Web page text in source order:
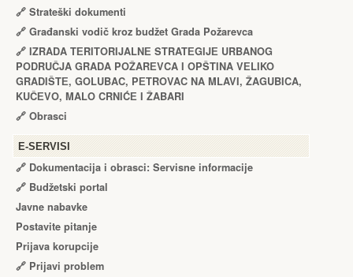
🔗 Strateški dokumenti
🔗 Građanski vodič kroz budžet Grada Požarevca
🔗 IZRADA TЕRITORIJALNЕ STRATЕGIJЕ URBANOG
PODRUČJA GRADA POŽARЕVCA I OPŠTINA VЕLIKO
GRADIŠTЕ, GOLUBAC, PЕTROVAC NA MLAVI, ŽAGUBICA,
KUČЕVO, MALO CRNIĆЕ I ŽABARI
🔗 Obrasci
Е-SERVISI
🔗 Dokumentacija i obrasci: Servisne informacije
🔗 Budžetski portal
Javne nabavke
Postavite pitanje
Prijava korupcije
🔗 Prijavi problem